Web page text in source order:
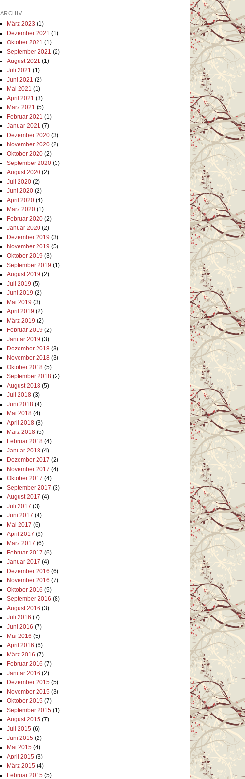
ARCHIV
März 2023 (1)
Dezember 2021 (1)
Oktober 2021 (1)
September 2021 (2)
August 2021 (1)
Juli 2021 (1)
Juni 2021 (2)
Mai 2021 (1)
April 2021 (3)
März 2021 (5)
Februar 2021 (1)
Januar 2021 (7)
Dezember 2020(3)
November 2020(2)
Oktober 2020(2)
September 2020(3)
August 2020(2)
Juli 2020(2)
Juni 2020(2)
April 2020(4)
März 2020(1)
Februar 2020(2)
Januar 2020(2)
Dezember 2019 (3)
November 2019 (5)
Oktober 2019 (3)
September 2019 (1)
August 2019 (2)
Juli 2019 (5)
Juni 2019 (2)
Mai 2019 (3)
April 2019 (2)
März 2019 (2)
Februar 2019 (2)
Januar 2019 (3)
Dezember 2018(3)
November 2018(3)
Oktober 2018(5)
September 2018(2)
August 2018(5)
Juli 2018(3)
Juni 2018(4)
Mai 2018(4)
April 2018(3)
März 2018(5)
Februar 2018(4)
Januar 2018(4)
Dezember 2017 (2)
November 2017 (4)
Oktober 2017 (4)
September 2017 (3)
August 2017 (4)
Juli 2017 (3)
Juni 2017 (4)
Mai 2017 (6)
April 2017 (6)
März 2017 (6)
Februar 2017 (6)
Januar 2017 (4)
Dezember 2016 (6)
November 2016 (7)
Oktober 2016 (5)
September 2016 (8)
August 2016 (3)
Juli 2016 (7)
Juni 2016 (7)
Mai 2016 (5)
April 2016 (6)
März 2016 (7)
Februar 2016 (7)
Januar 2016 (2)
Dezember 2015 (5)
November 2015 (3)
Oktober 2015 (7)
September 2015 (1)
August 2015 (7)
Juli 2015 (6)
Juni 2015 (2)
Mai 2015 (4)
April 2015 (3)
März 2015 (4)
Februar 2015 (5)